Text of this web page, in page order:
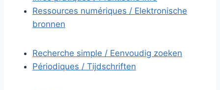
Ressources numériques / Elektronische
bronnen
Recherche simple / Eenvoudig zoeken
Périodiques / Tijdschriften